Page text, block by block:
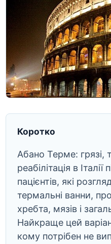
Коротко
Абано Терме: грязі,
реабілітація в
пацієнтів, які
термальні ванни,
хребта, мязів і
Найкраще цей
кому потрібен не